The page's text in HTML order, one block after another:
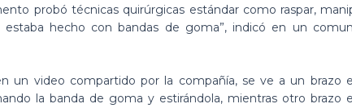
probó técnicas quirúrgicas estándar como raspar,
estaba hecho con bandas de goma”, indicó en un
un video compartido por la compañía, se ve a un brazo
la banda de goma y estirándola, mientras otro brazo